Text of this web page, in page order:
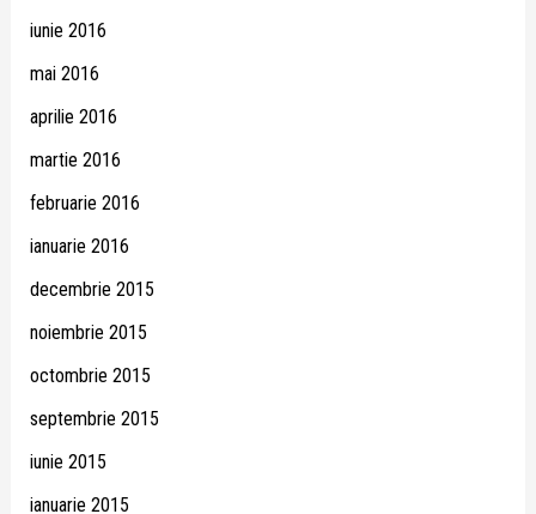
iunie 2016
mai 2016
aprilie 2016
martie 2016
februarie 2016
ianuarie 2016
decembrie 2015
noiembrie 2015
octombrie 2015
septembrie 2015
iunie 2015
ianuarie 2015